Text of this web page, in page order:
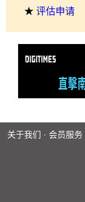
★ 评估申请
关于我们 · 会员服务